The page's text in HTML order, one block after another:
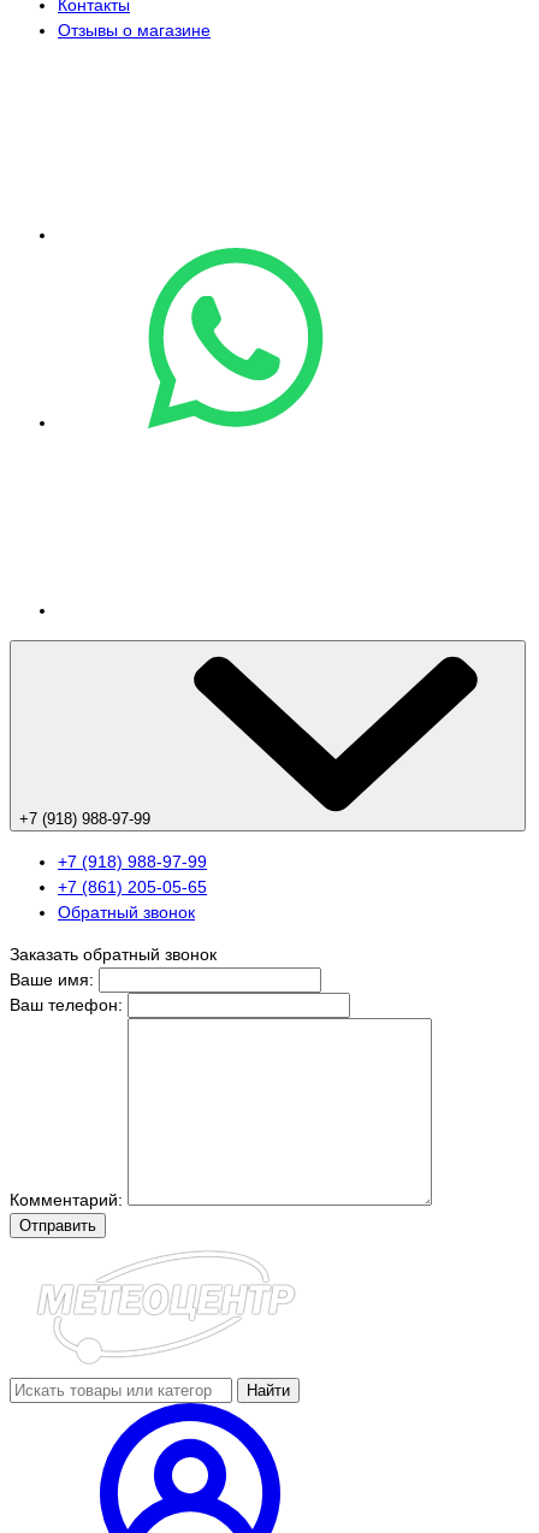
Контакты
Отзывы о магазине
+7 (918) 988-97-99
+7 (918) 988-97-99
+7 (861) 205-05-65
Обратный звонок
Заказать обратный звонок
Ваше имя:
Ваш телефон:
Комментарий:
Отправить
Найти